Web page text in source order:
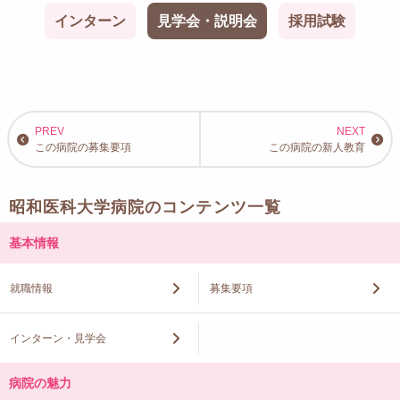
インターン 見学会・説明会 採用試験
この病院の募集要項 この病院の新人教育
昭和医科大学病院のコンテンツ一覧
基本情報
就職情報 募集要項
インターン・見学会
病院の魅力